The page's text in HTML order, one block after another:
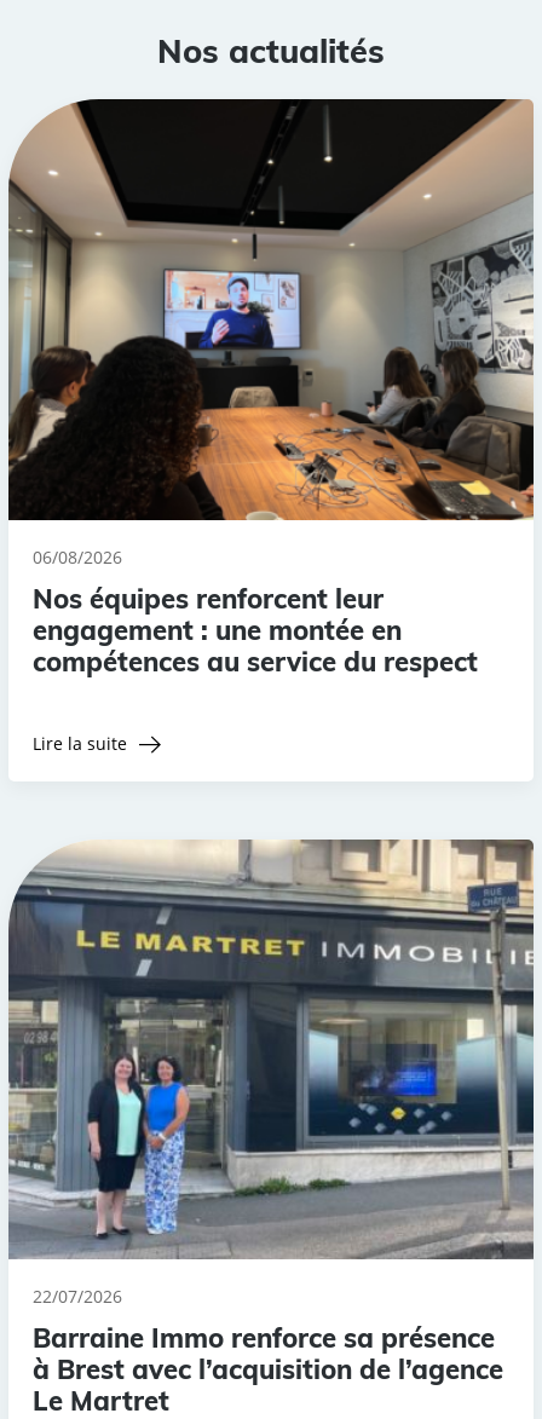
Nos actualités
06/08/2026
Nos équipes renforcent leur
engagement : une montée en
compétences au service du respect
Lire la suite
22/07/2026
Barraine Immo renforce sa présence
à Brest avec l’acquisition de l’agence
Le Martret